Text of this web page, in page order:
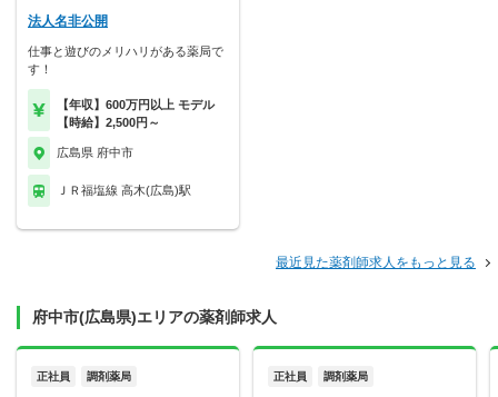
法人名非公開
仕事と遊びのメリハリがある薬局で
す！
【年収】600万円以上 モデル
【時給】2,500円～
広島県 府中市
ＪＲ福塩線 高木(広島)駅
最近見た薬剤師求人をもっと見る
府中市(広島県)エリアの薬剤師求人
正社員 調剤薬局 正社員 調剤薬局